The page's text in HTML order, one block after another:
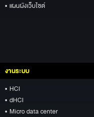
• แผนผังเว็บไซต์
งานระบบ
• HCI
• dHCI
• Micro data center